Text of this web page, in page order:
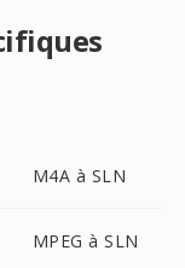
M4A à SLN
MPEG à SLN